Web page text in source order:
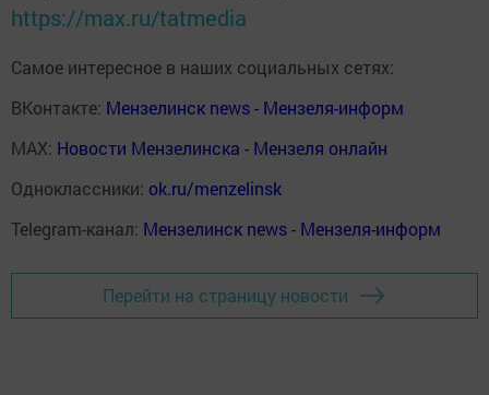
https://max.ru/tatmedia
Самое интересное в наших социальных сетях:
ВКонтакте: Мензелинск news - Мензеля-информ
MAX: Новости Мензелинска - Мензеля онлайн
Одноклассники: ok.ru/menzelinsk
Telegram-канал: Мензелинск news - Мензеля-информ
Перейти на страницу новости